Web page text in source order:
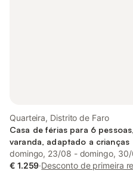
Quarteira, Distrito de Faro
Casa de férias para 6
varanda, adaptado a crianças
domingo, 23/08 - domingo,
€ 1.259·Desconto de primeira